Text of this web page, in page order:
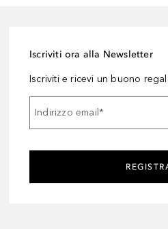
Iscriviti ora alla Newsletter
Iscriviti e ricevi un buono
Indirizzo email*